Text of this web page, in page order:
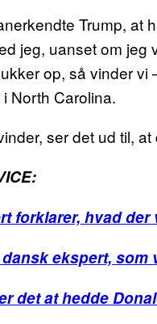
Trump, at
jeg, uanset om jeg
op, så vinder vi
North Carolina.
ser det ud til,
forklarer, hvad
dansk ekspert,
det at hedde